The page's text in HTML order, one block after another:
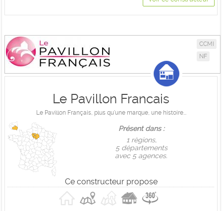
CCMI
NF
Le Pavillon Francais
Le Pavillon Français, plus qu'une marque, une histoire...
Présent dans :
1 règions,
5 départements
avec 5 agences.
Ce constructeur propose